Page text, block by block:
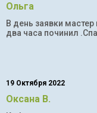
Ольга
В день заявки
два часа починил
19 Октября 2022
Оксана В.